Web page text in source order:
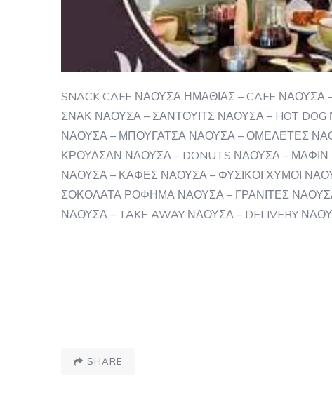
SNACK CAFE ΝΑΟΥΣΑ ΗΜΑΘΙΑΣ – CAFE
ΣΝΑΚ ΝΑΟΥΣΑ – ΣΑΝΤΟΥΙΤΣ ΝΑΟΥΣΑ – HOT
ΝΑΟΥΣΑ – ΜΠΟΥΓΑΤΣΑ ΝΑΟΥΣΑ – ΟΜΕΛΕΤΕΣ
ΚΡΟΥΑΣΑΝ ΝΑΟΥΣΑ – DONUTS ΝΑΟΥΣΑ –
ΝΑΟΥΣΑ – ΚΑΦΕΣ ΝΑΟΥΣΑ – ΦΥΣΙΚΟΙ ΧΥΜΟΙ
ΣΟΚΟΛΑΤΑ ΡΟΦΗΜΑ ΝΑΟΥΣΑ – ΓΡΑΝΙΤΕΣ ΝΑΟΥΣΑ
ΝΑΟΥΣΑ – TAKE AWAY ΝΑΟΥΣΑ – DELIVERY
SHARE